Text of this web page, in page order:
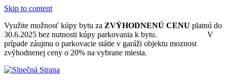
Skip to content
Využite možnosť kúpy bytu za ZVÝHODNENÚ CENU platnú do
30.6.2025 bez nutnosti kúpy parkovania k bytu.
V
prípade záujmu o parkovacie státie v garáži objektu moznost
zvýhodnenej ceny o 20% na vybrane miesta.